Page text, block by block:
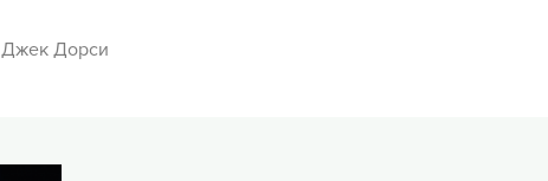
Джек Дорси